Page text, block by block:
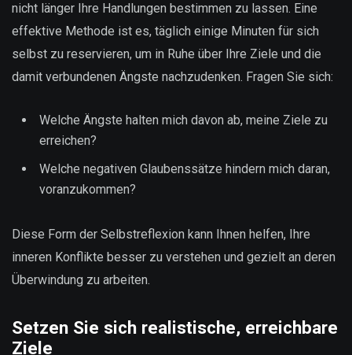
nicht länger Ihre Handlungen bestimmen zu lassen. Eine
effektive Methode ist es, täglich einige Minuten für sich
selbst zu reservieren, um in Ruhe über Ihre Ziele und die
damit verbundenen Ängste nachzudenken. Fragen Sie sich:
Welche Ängste halten mich davon ab, meine Ziele zu
erreichen?
Welche negativen Glaubenssätze hindern mich daran,
voranzukommen?
Diese Form der Selbstreflexion kann Ihnen helfen, Ihre
inneren Konflikte besser zu verstehen und gezielt an deren
Überwindung zu arbeiten.
Setzen Sie sich realistische, erreichbare
Ziele